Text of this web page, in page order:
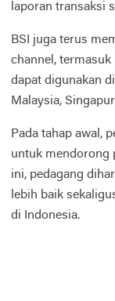
laporan transaksi
BSI juga terus
channel,
dapat digunakan
Malaysia,
Pada tahap awal,
untuk mendorong
ini, pedagang
lebih baik
di Indonesia.